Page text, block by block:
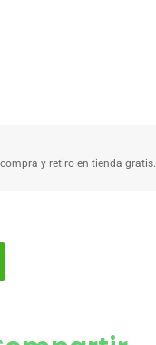
y retiro en tienda gratis.